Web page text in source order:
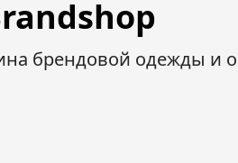
брендовой одежды и